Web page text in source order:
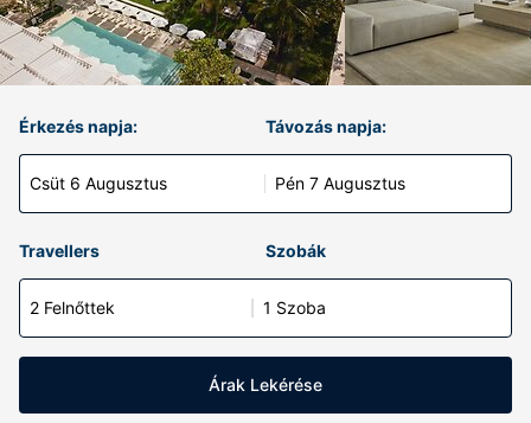
Érkezés napja:
Csüt 6 Augusztus
Távozás napja:
Pén 7 Augusztus
Travellers Szobák
2 Felnőttek 1 Szoba
Árak Lekérése